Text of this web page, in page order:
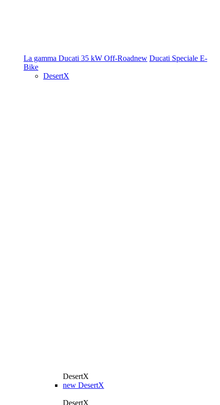
La gamma Ducati 35 kW Off-Roadnew Ducati Speciale E-
Bike
DesertX
DesertX
new DesertX
DesertX